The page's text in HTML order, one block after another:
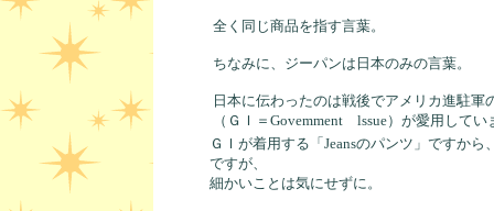
全く同じ商品を指す言葉。
ちなみに、ジーパンは日本のみの言葉。
日本に伝わったのは戦後でアメリカ進駐軍
（ＧＩ＝Govemment lssue）が愛用してい
ＧＩが着用する「Jeansのパンツ」ですか
ですが、
細かいことは気にせずに。